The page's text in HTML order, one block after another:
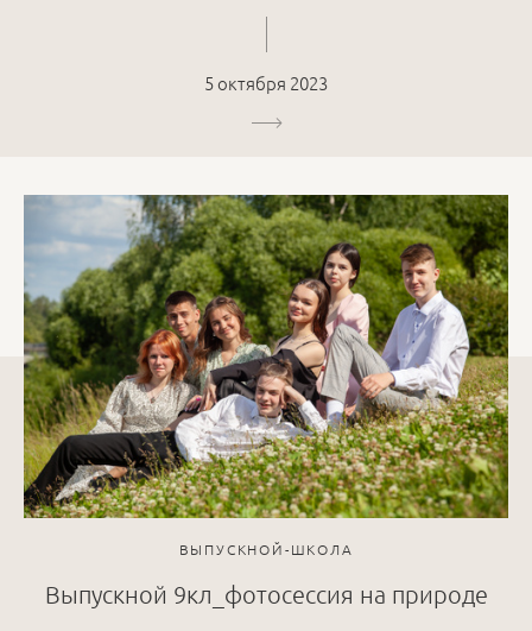
5 октября 2023
ВЫПУСКНОЙ-ШКОЛА
Выпускной 9кл_фотосессия на природе